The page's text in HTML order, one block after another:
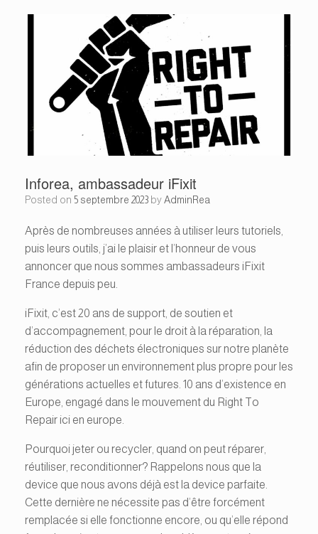
Inforea, ambassadeur iFixit
Posted on 5 septembre 2023 byAdminRea
Après de nombreuses années à utiliser leurs tutoriels,
puis leurs outils, j’ai le plaisir et l’honneur de vous
annoncer que nous sommes ambassadeurs iFixit
France depuis peu.
iFixit, c’est 20 ans de support, de soutien et
d’accompagnement, pour le droit à la réparation, la
réduction des déchets électroniques sur notre planète
afin de proposer un environnement plus propre pour les
générations actuelles et futures. 10 ans d’existence en
Europe, engagé dans le mouvement du Right To
Repair ici en europe.
Pourquoi jeter ou recycler, quand on peut réparer,
réutiliser, reconditionner? Rappelons nous que la
device que nous avons déjà est la device parfaite.
Cette dernière ne nécessite pas d’être forcément
remplacée si elle fonctionne encore, ou qu’elle répond